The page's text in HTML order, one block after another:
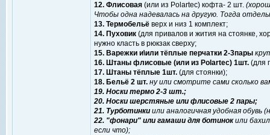
12. Флисовая (или из Polartec) кофта- 2 шт.
Чтобы одна надевалась на другую. Тогда
13. Термобельё верх и низ 1 комплект;
14. Пуховик (для привалов и жития на стоянке,
нужно класть в рюкзак сверху;
15. Варежки и\или тёплые перчатки 2-3пары
16. Штаны флисовые (или из Polartec) 1шт. (для
17. Штаны тёплые 1шт. (для стоянки);
18. Бельё 2 шт. ну или смотрите сами сколько
19. Носки термо 2-3 шт.;
20. Носки шерстяные или флисовые 2 пары;
21. Турботинки или аналогичная удобная обувь
22. "фонари" или гамаши для ботинокили
если что);